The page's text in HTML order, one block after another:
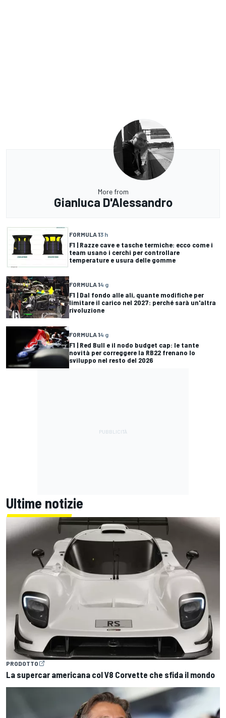
More from
Gianluca D'Alessandro
FORMULA 13 h
F1 | Razze cave e tasche termiche: ecco come i
team usano i cerchi per controllare
temperature e usura delle gomme
FORMULA 14 g
F1 | Dal fondo alle ali, quante modifiche per
limitare il carico nel 2027: perché sarà un'altra
rivoluzione
FORMULA 14 g
F1 | Red Bull e il nodo budget cap: le tante
novità per correggere la RB22 frenano lo
sviluppo nel resto del 2026
Ultime notizie
PRODOTTO
La supercar americana col V8 Corvette che sfida il mondo